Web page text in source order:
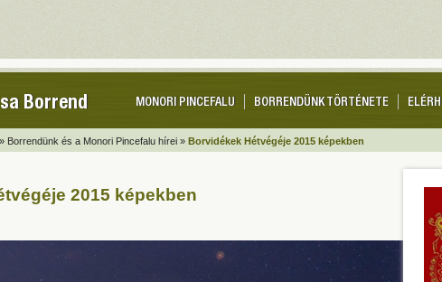
Borrend BORRENDÜNK TÖRTÉNETE
MONORI PINCEFALU
Borrendünk és a Monori Pincefalu hírei » Borvidékek Hétvégéje 2015 képekben
2015 képekben